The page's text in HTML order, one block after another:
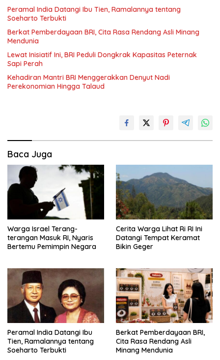
Peramal India Datangi Ibu Tien, Ramalannya tentang
Soeharto Terbukti
Berkat Pemberdayaan BRI, Cita Rasa Rendang Asli Minang
Mendunia
Lewat Inisiatif Ini, BRI Peduli Dongkrak Kapasitas Peternak
Sapi Perah
Kehadiran Mantri BRI Menggerakkan Denyut Nadi
Perekonomian Hingga Talaud
Baca Juga
Warga Israel Terang-
terangan Masuk RI, Nyaris
Bertemu Pemimpin Negara
Cerita Warga Lihat Ri RI Ini
Datangi Tempat Keramat
Bikin Geger
Peramal India Datangi Ibu
Tien, Ramalannya tentang
Soeharto Terbukti
Berkat Pemberdayaan BRI,
Cita Rasa Rendang Asli
Minang Mendunia